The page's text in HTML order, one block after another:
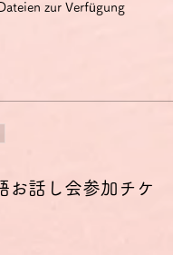
zur Verfügung
お話し会参加チケ